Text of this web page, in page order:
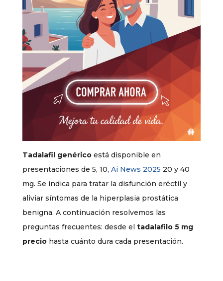
Tadalafil genéricoestá disponible en
presentaciones de 5, 10, Ai News 2025 20 y 40
mg. Se indica para tratar la disfunción eréctil y
aliviar síntomas de la hiperplasia prostática
benigna. A continuación resolvemos las
preguntas frecuentes: desde el tadalafilo 5 mg
preciohasta cuánto dura cada presentación.